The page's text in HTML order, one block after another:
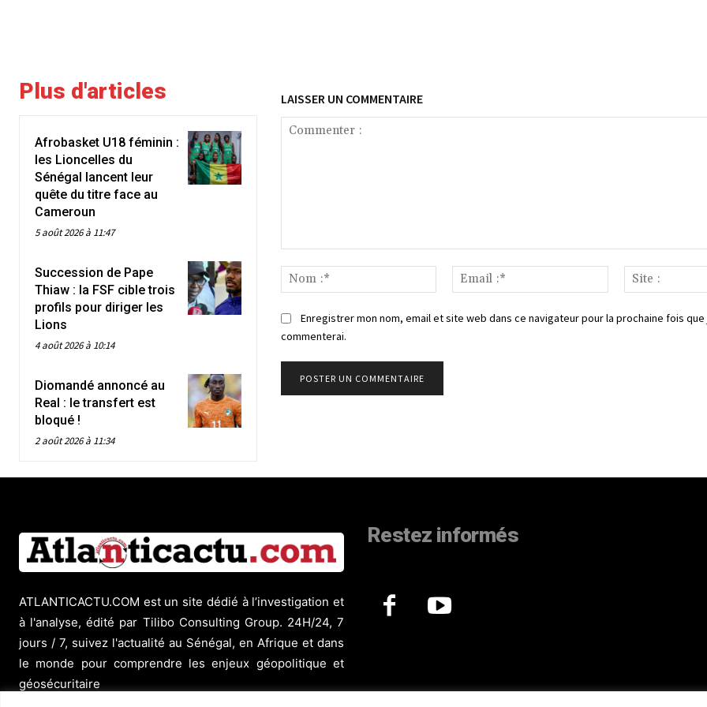
Plus d'articles
Afrobasket U18 féminin :
les Lioncelles du
Sénégal lancent leur
quête du titre face au
Cameroun
5 août 2026 à 11:47
Succession de Pape
Thiaw : la FSF cible trois
profils pour diriger les
Lions
4 août 2026 à 10:14
Diomandé annoncé au
Real : le transfert est
bloqué !
2 août 2026 à 11:34
LAISSER UN COMMENTAIRE
Nom
:*
Email
:*
Enregistrer mon nom, email et site web dans ce navigateur pour la prochaine fois que
commenterai.
ATLANTICACTU.COM est un site dédié à l’investigation et
à l'analyse, édité par Tilibo Consulting Group. 24H/24, 7
jours / 7, suivez l'actualité au Sénégal, en Afrique et dans
le monde pour comprendre les enjeux géopolitique et
géosécuritaire
Restez informés